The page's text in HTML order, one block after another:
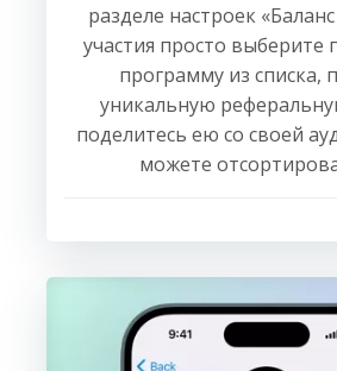
разделе настроек
участия просто
программу из списка,
уникальную
поделитесь ею со своей
можете